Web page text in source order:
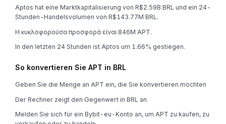
Aptos hat eine Marktkapitalisierung von R$2.59B BRL und ein 24-
Stunden-Handelsvolumen von R$143.77M BRL.
Η κυκλοφορούσα προσφορά είναι 846M APT.
In den letzten 24 Stunden ist Aptos um 1.66% gestiegen.
So konvertieren Sie APT in BRL
Geben Sie die Menge an APT ein, die Sie konvertieren möchten
Der Rechner zeigt den Gegenwert in BRL an
Melden Sie sich für ein Bybit-eu-Konto an, um APT zu kaufen, zu